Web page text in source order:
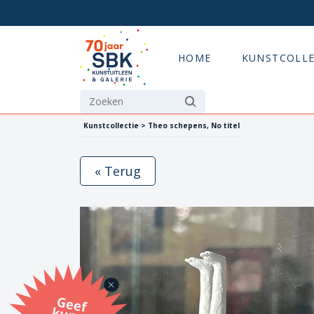
HOME
Kunstcollectie > Theo schepens, No titel
G
eef
u
n
st
a
d
o
m
et
e SB
K
u
n
stb
o
n
« Terug